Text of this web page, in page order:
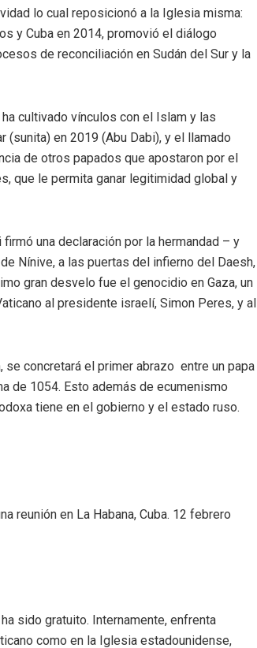
lo cual reposicionó a la Iglesia misma:
y Cuba en 2014, promovió el diálogo
de reconciliación en Sudán del Sur y la
cultivado vínculos con el Islam y las
(sunita) en 2019 (Abu Dabi), y el llamado
de otros papados que apostaron por el
que le permita ganar legitimidad global y
una declaración por la hermandad – y
Nínive, a las puertas del infierno del Daesh,
gran desvelo fue el genocidio en Gaza, un
al presidente israelí, Simon Peres, y al
se concretará el primer abrazo entre un papa
de 1054. Esto además de ecumenismo
tiene en el gobierno y el estado ruso.
reunión en La Habana, Cuba. 12 febrero
sido gratuito. Internamente, enfrenta
como en la Iglesia estadounidense,